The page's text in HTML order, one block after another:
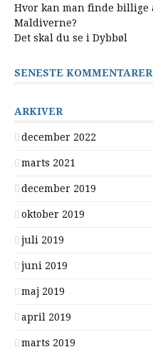
Hvor kan man finde
Maldiverne?
Det skal du se i Dybbøl
SENESTE KOMMENTARER
ARKIVER
december 2022
marts 2021
december 2019
oktober 2019
juli 2019
juni 2019
maj 2019
april 2019
marts 2019